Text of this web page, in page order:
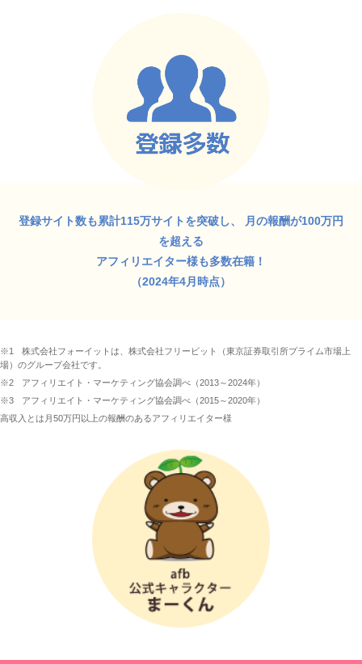
登録サイト数も累計115万サイトを突破し、
月の報酬が100万円
を超える
アフィリエイター様も多数在籍！
（2024年4月時点）
※1
株式会社フォーイットは、株式会社フリービット（東京証券取引所プライム市場上
場）のグループ会社です。
※2
アフィリエイト・マーケティング協会調べ（2013～2024年）
※3
アフィリエイト・マーケティング協会調べ（2015～2020年）
高収入とは月50万円以上の報酬のあるアフィリエイター様